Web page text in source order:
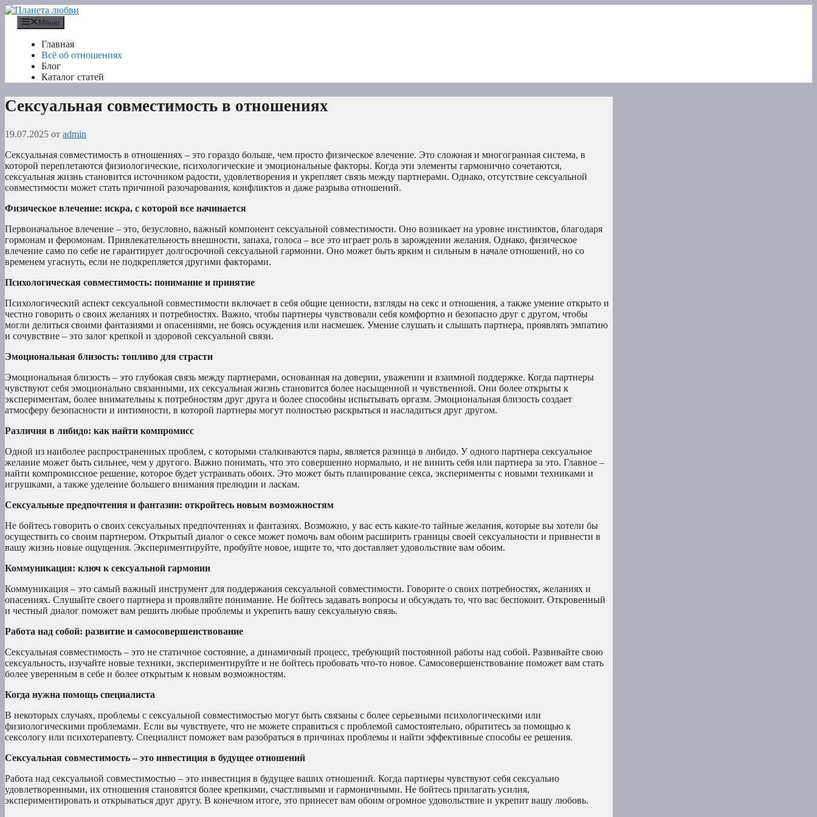
Перейти
содержимому
Меню
Главная
Всё об отношениях
Блог
Каталог статей
Сексуальная совместимость в отношениях
19.07.2025 от admin
Сексуальная совместимость в отношениях – это гораздо больше, чем просто физическое влечение. Это сложная и многогранная система, в
которой переплетаются физиологические, психологические и эмоциональные факторы. Когда эти элементы гармонично сочетаются,
сексуальная жизнь становится источником радости, удовлетворения и укрепляет связь между партнерами. Однако, отсутствие сексуальной
совместимости может стать причиной разочарования, конфликтов и даже разрыва отношений.
Физическое влечение: искра, с которой все начинается
Первоначальное влечение – это, безусловно, важный компонент сексуальной совместимости. Оно возникает на уровне инстинктов, благодаря
гормонам и феромонам. Привлекательность внешности, запаха, голоса – все это играет роль в зарождении желания. Однако, физическое
влечение само по себе не гарантирует долгосрочной сексуальной гармонии. Оно может быть ярким и сильным в начале отношений, но со
временем угаснуть, если не подкрепляется другими факторами.
Психологическая совместимость: понимание и принятие
Психологический аспект сексуальной совместимости включает в себя общие ценности, взгляды на секс и отношения, а также умение открыто и
честно говорить о своих желаниях и потребностях. Важно, чтобы партнеры чувствовали себя комфортно и безопасно друг с другом, чтобы
могли делиться своими фантазиями и опасениями, не боясь осуждения или насмешек. Умение слушать и слышать партнера, проявлять эмпатию
и сочувствие – это залог крепкой и здоровой сексуальной связи.
Эмоциональная близость: топливо для страсти
Эмоциональная близость – это глубокая связь между партнерами, основанная на доверии, уважении и взаимной поддержке. Когда партнеры
чувствуют себя эмоционально связанными, их сексуальная жизнь становится более насыщенной и чувственной. Они более открыты к
экспериментам, более внимательны к потребностям друг друга и более способны испытывать оргазм. Эмоциональная близость создает
атмосферу безопасности и интимности, в которой партнеры могут полностью раскрыться и насладиться друг другом.
Различия в либидо: как найти компромисс
Одной из наиболее распространенных проблем, с которыми сталкиваются пары, является разница в либидо. У одного партнера сексуальное
желание может быть сильнее, чем у другого. Важно понимать, что это совершенно нормально, и не винить себя или партнера за это. Главное –
найти компромиссное решение, которое будет устраивать обоих. Это может быть планирование секса, эксперименты с новыми техниками и
игрушками, а также уделение большего внимания прелюдии и ласкам.
Сексуальные предпочтения и фантазии: откройтесь новым возможностям
Не бойтесь говорить о своих сексуальных предпочтениях и фантазиях. Возможно, у вас есть какие-то тайные желания, которые вы хотели бы
осуществить со своим партнером. Открытый диалог о сексе может помочь вам обоим расширить границы своей сексуальности и привнести в
вашу жизнь новые ощущения. Экспериментируйте, пробуйте новое, ищите то, что доставляет удовольствие вам обоим.
Коммуникация: ключ к сексуальной гармонии
Коммуникация – это самый важный инструмент для поддержания сексуальной совместимости. Говорите о своих потребностях, желаниях и
опасениях. Слушайте своего партнера и проявляйте понимание. Не бойтесь задавать вопросы и обсуждать то, что вас беспокоит. Откровенный
и честный диалог поможет вам решить любые проблемы и укрепить вашу сексуальную связь.
Работа над собой: развитие и самосовершенствование
Сексуальная совместимость – это не статичное состояние, а динамичный процесс, требующий постоянной работы над собой. Развивайте свою
сексуальность, изучайте новые техники, экспериментируйте и не бойтесь пробовать что-то новое. Самосовершенствование поможет вам стать
более уверенным в себе и более открытым к новым возможностям.
Когда нужна помощь специалиста
В некоторых случаях, проблемы с сексуальной совместимостью могут быть связаны с более серьезными психологическими или
физиологическими проблемами. Если вы чувствуете, что не можете справиться с проблемой самостоятельно, обратитесь за помощью к
сексологу или психотерапевту. Специалист поможет вам разобраться в причинах проблемы и найти эффективные способы ее решения.
Сексуальная совместимость – это инвестиция в будущее отношений
Работа над сексуальной совместимостью – это инвестиция в будущее ваших отношений. Когда партнеры чувствуют себя сексуально
удовлетворенными, их отношения становятся более крепкими, счастливыми и гармоничными. Не бойтесь прилагать усилия,
экспериментировать и открываться друг другу. В конечном итоге, это принесет вам обоим огромное удовольствие и укрепит вашу любовь.